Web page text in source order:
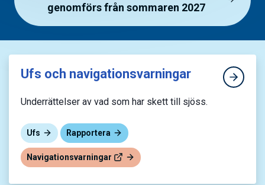
genomförs från sommaren 2027
Ufs och navigationsvarningar
Underrättelser av vad som har skett till sjöss.
Ufs Rapportera
Navigationsvarningar